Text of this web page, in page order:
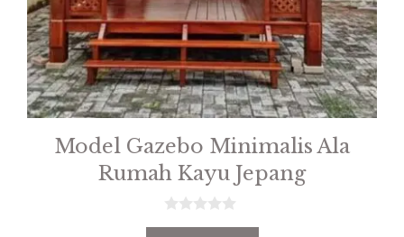
Model Gazebo Minimalis Ala
Rumah Kayu Jepang
0